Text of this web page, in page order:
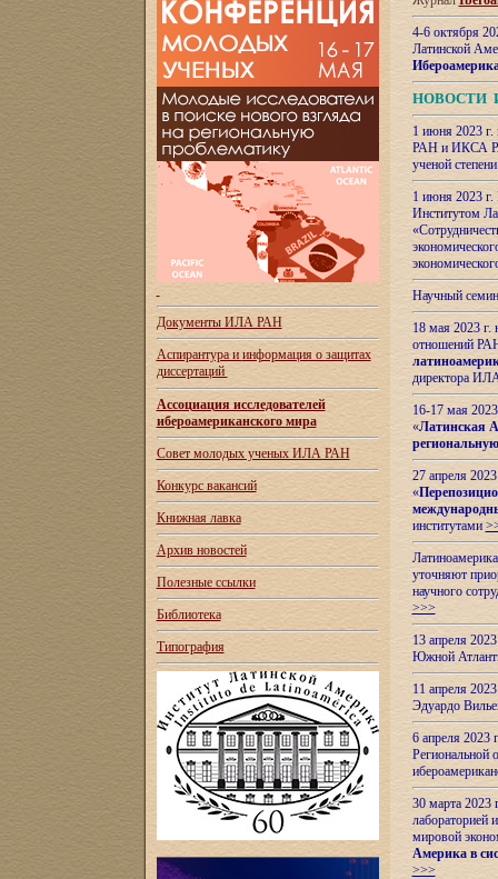
Документы ИЛА РАН
Аспирантура и информация о защитах
диссертаций
Ассоциация исследователей
ибероамериканского мира
Совет молодых ученых ИЛА РАН
Конкурс вакансий
Книжная лавка
Архив новостей
Полезные ссылки
Библиотека
Типография
4-6 октября
Латинской
НОВОСТИ
1 июня 2023
РАН и ИКСА
ученой
1 июня 2023
Институтом
Научный
18 мая 2023
отношений
директора
16-17 мая
«Латинская
27 апреля
«
институтами
уточняют
научного
>>>
13 апреля
Южной
11 апреля
Эдуардо
6 апреля
Региональной
30 марта 2023
лабораторией
мировой
Америка в
>>>